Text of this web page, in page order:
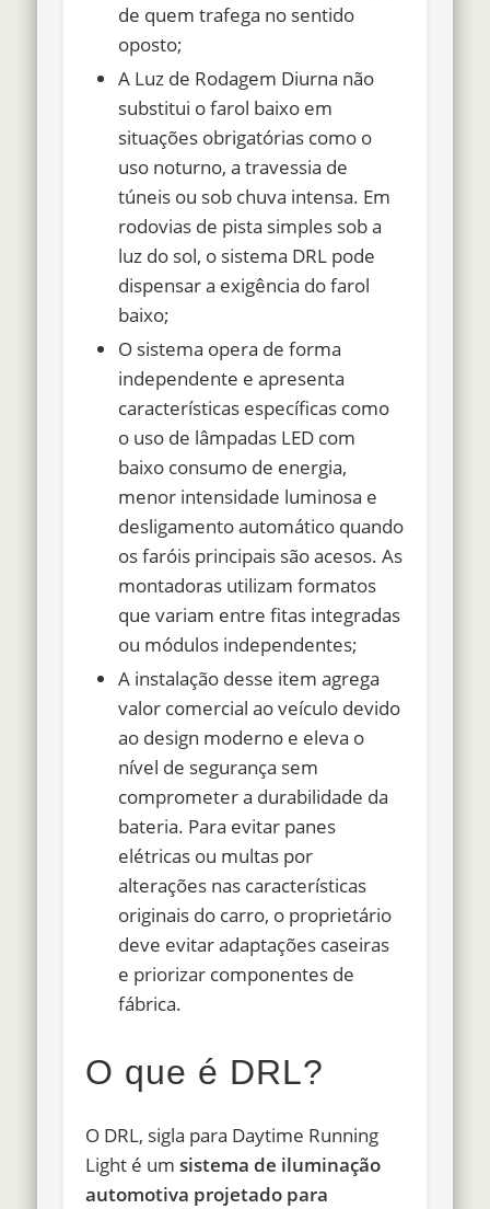
de quem trafega no sentido
oposto;
A Luz de Rodagem Diurna não
substitui o farol baixo em
situações obrigatórias como o
uso noturno, a travessia de
túneis ou sob chuva intensa. Em
rodovias de pista simples sob a
luz do sol, o sistema DRL pode
dispensar a exigência do farol
baixo;
O sistema opera de forma
independente e apresenta
características específicas como
o uso de lâmpadas LED com
baixo consumo de energia,
menor intensidade luminosa e
desligamento automático quando
os faróis principais são acesos. As
montadoras utilizam formatos
que variam entre fitas integradas
ou módulos independentes;
A instalação desse item agrega
valor comercial ao veículo devido
ao design moderno e eleva o
nível de segurança sem
comprometer a durabilidade da
bateria. Para evitar panes
elétricas ou multas por
alterações nas características
originais do carro, o proprietário
deve evitar adaptações caseiras
e priorizar componentes de
fábrica.
O que é DRL?
O DRL, sigla para Daytime Running
Light é umsistema de iluminação
automotiva projetado para